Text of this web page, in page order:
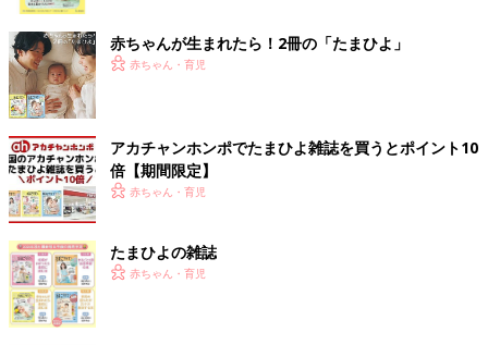
赤ちゃんが生まれたら！2冊の「たまひよ」
赤ちゃん・育児
アカチャンホンポでたまひよ雑誌を買うとポイント10
倍【期間限定】
赤ちゃん・育児
たまひよの雑誌
赤ちゃん・育児